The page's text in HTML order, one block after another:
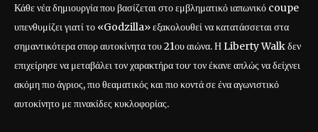
Κάθε νέα δημιουργία που βασίζεται στο εμβληματικό ιαπωνικό coupe
υπενθυμίζει γιατί το «Godzilla» εξακολουθεί να κατατάσσεται στα
σημαντικότερα σπορ αυτοκίνητα του 21ου αιώνα. Η Liberty Walk δεν
επιχείρησε να μεταβάλει τον χαρακτήρα του· τον έκανε απλώς να δείχνει
ακόμη πιο άγριος, πιο θεαματικός και πιο κοντά σε ένα αγωνιστικό
αυτοκίνητο με πινακίδες κυκλοφορίας.